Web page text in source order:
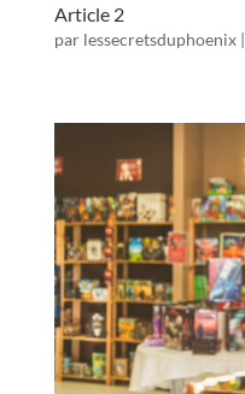
Article 2
par lessecretsduphoenix|